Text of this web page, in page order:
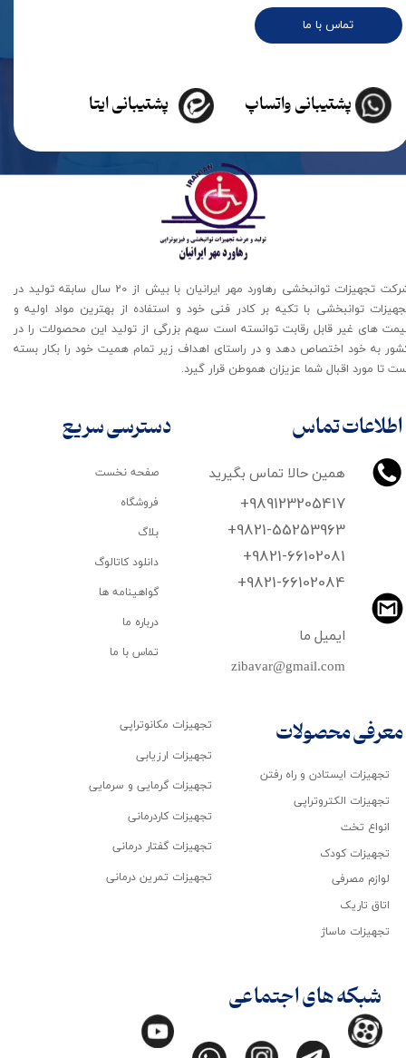
★ ★ ★ ★
تماس با ما
پشتیبانی ایتا پشتیبانی واتساپ
اطلاعات تماس
همین حالا تماس بگیرید
+989123205417
+9821-55253963
+9821-66102081
​​​​​​​+9821-66102084
zibavar@gmail.com
ایمیل ما
شرکت تجهیزات توانبخشی رهاورد مهر ایرانیان با بیش از 20 سال سابقه تولید در
توانبخشی با تکیه بر کادر فنی خود و استفاده از بهترین مواد اولیه و
های غیر قابل رقابت توانسته است سهم بزرگی از تولید این محصولات را در
به خود اختصاص دهد و در راستای اهداف زیر تمام همیت خود را بکار بسته
تا مورد اقبال شما عزیزان هموطن قرار گیرد​​​​​​​.
تجهیزات ایستادن و راه رفتن
تجهیزات الکتروتراپی
انواع تخت
تجهیزات کودک
لوازم مصرفی
اتاق تاریک
تجهیزات ماساژ
صفحه نخست
فروشگاه
بلاگ
دانلود کاتالوگ
گواهینامه ها
درباره ما
تماس با ما
تجهیزات مکانوتراپی
تجهیزات ارزیابی
تجهیزات گرمایی و سرمایی
تجهیزات کاردرمانی
تجهیزات گفتار درمانی
تجهیزات تمرین درمانی
دسترسی سریع
معرفی محصولات
شبکه های اجتماعی